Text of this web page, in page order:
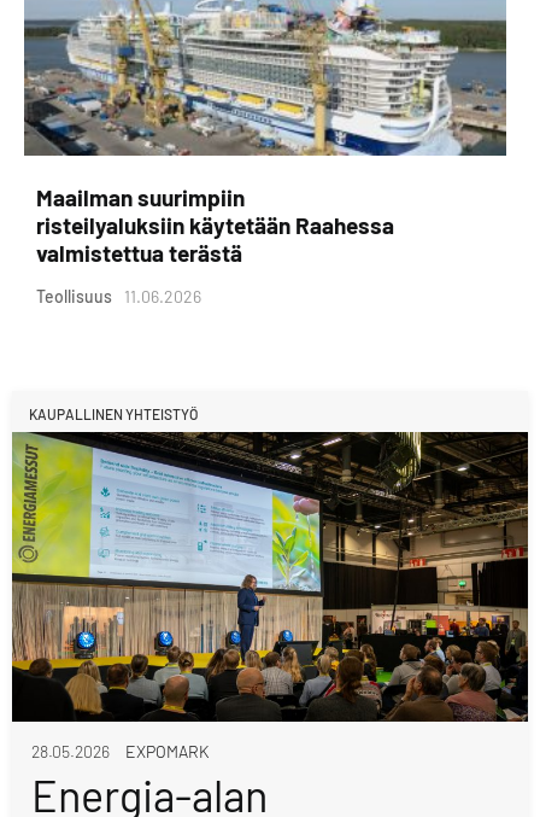
Maailman suurimpiin
risteilyaluksiin käytetään Raahessa
valmistettua terästä
Teollisuus 11.06.2026
KAUPALLINEN YHTEISTYÖ
28.05.2026 EXPOMARK
Energia-alan